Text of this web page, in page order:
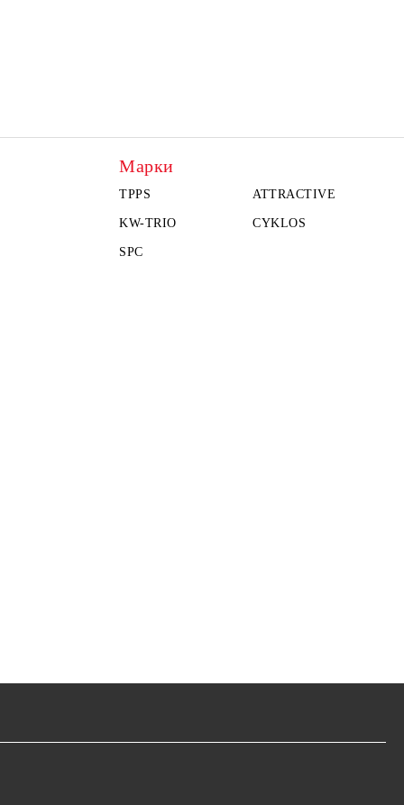
Марки
TPPS ATTRACTIVE
KW-TRIO CYKLOS
SPC